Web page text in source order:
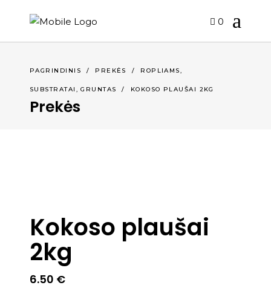
0
PAGRINDINIS / PREKĖS / ROPLIAMS,
SUBSTRATAI, GRUNTAS / KOKOSO PLAUŠAI 2KG
Prekės
Kokoso plaušai
2kg
6.50 €